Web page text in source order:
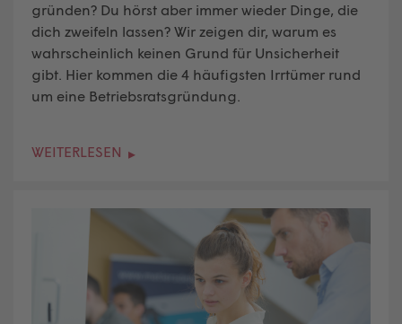
gründen? Du hörst aber immer wieder Dinge, die
dich zweifeln lassen? Wir zeigen dir, warum es
wahrscheinlich keinen Grund für Unsicherheit
gibt. Hier kommen die 4 häufigsten Irrtümer rund
um eine Betriebsratsgründung
WEITERLESEN